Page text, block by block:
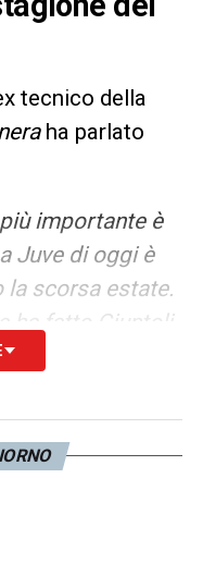
tecnico della
ha parlato
importante è
Juve di oggi è
la scorsa estate.
ha fatto Giuntoli
è di essersi
pensare solo